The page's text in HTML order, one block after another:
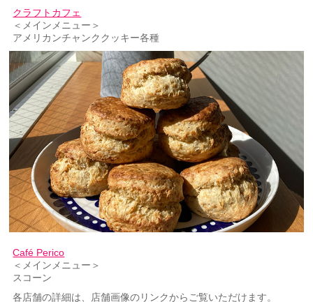
クラフトカフェ
＜メインメニュー＞
アメリカンチャンククッキー各種
Café Perico
＜メインメニュー＞
スコーン
各店舗の詳細は、店舗画像のリンクからご覧いただけます。